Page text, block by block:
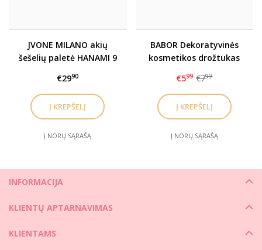
JVONE MILANO akių
šešelių paletė HANAMI 9
€2990
Į NORŲ SĄRAŠĄ
BABOR Dekoratyvinės
kosmetikos drožtukas
€599 €799
Į NORŲ SĄRAŠĄ
INFORMACIJA
KLIENTŲ APTARNAVIMAS
KLIENTAMS